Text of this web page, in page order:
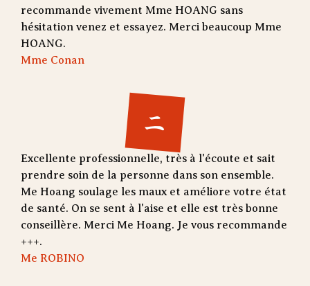
recommande vivement Mme HOANG sans
hésitation venez et essayez. Merci beaucoup Mme
HOANG.
Mme Conan
二
Excellente professionnelle, très à l'écoute et sait
prendre soin de la personne dans son ensemble.
Me Hoang soulage les maux et améliore votre état
de santé. On se sent à l'aise et elle est très bonne
conseillère. Merci Me Hoang. Je vous recommande
+++.
Me ROBINO